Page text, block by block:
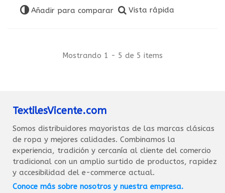
Añadir para comparar Vista rápida
Mostrando 1 - 5 de 5 items
TextilesVicente.com
Somos distribuidores mayoristas de las marcas clásicas
de ropa y mejores calidades. Combinamos la
experiencia, tradición y cercanía al cliente del comercio
tradicional con un amplio surtido de productos, rapidez
y accesibilidad del e-commerce actual.
Conoce más sobre nosotros y nuestra empresa.